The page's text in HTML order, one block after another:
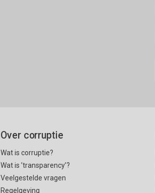
Over corruptie
Wat is corruptie?
Wat is ’transparency’?
Veelgestelde vragen
Regelgeving